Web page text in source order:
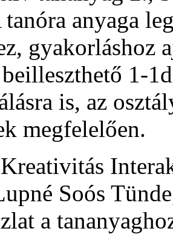
anyaga
gyakorláshoz
beilleszthető 1-
is, az
megfelelően.
Soós
a